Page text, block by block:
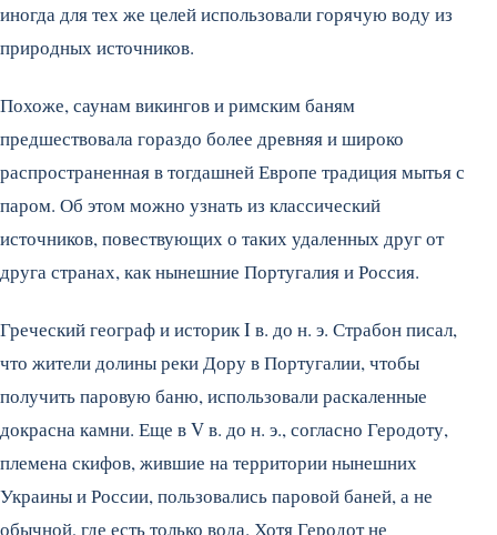
иногда для тех же целей использовали горячую воду из
природных источников.
Похоже, саунам викингов и римским баням
предшествовала гораздо более древняя и широко
распространенная в тогдашней Европе традиция мытья с
паром. Об этом можно узнать из классический
источников, повествующих о таких удаленных друг от
друга странах, как нынешние Португалия и Россия.
Греческий географ и историк I в. до н. э. Страбон писал,
что жители долины реки Дору в Португалии, чтобы
получить паровую баню, использовали раскаленные
докрасна камни. Еще в V в. до н. э., согласно Геродоту,
племена скифов, жившие на территории нынешних
Украины и России, пользовались паровой баней, а не
обычной, где есть только вода. Хотя Геродот не